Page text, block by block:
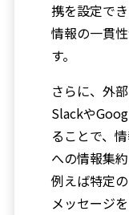
携を設定でき
情報の一貫
す。
さらに、外
Slackや
ることで、
への情報集
例えば特定
メッセージ